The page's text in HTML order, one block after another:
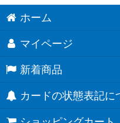
ホーム
マイページ
新着商品
カードの状態表記に